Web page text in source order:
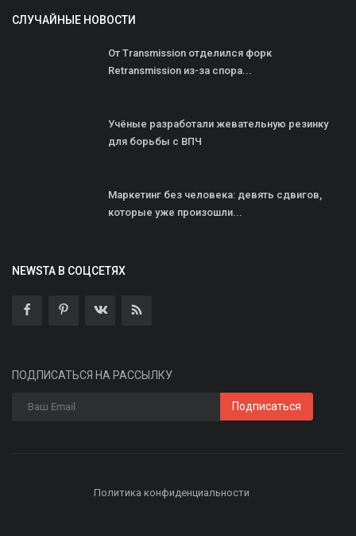
СЛУЧАЙНЫЕ НОВОСТИ
От Transmission отделился форк
Retransmission из-за спора...
Учёные разработали жевательную резинку
для борьбы с ВПЧ
Маркетинг без человека: девять сдвигов,
которые уже произошли...
NEWSTA В СОЦСЕТЯХ
ПОДПИСАТЬСЯ НА РАССЫЛКУ
Подписаться
Политика конфиденциальности